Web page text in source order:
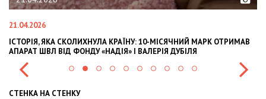
21.04.2026
ІСТОРІЯ, ЯКА СКОЛИХНУЛА КРАЇНУ: 10-МІСЯЧНИЙ МАРК ОТРИМАВ
АПАРАТ ШВЛ ВІД ФОНДУ «НАДІЯ» І ВАЛЕРІЯ ДУБІЛЯ
СТЕНКА НА СТЕНКУ